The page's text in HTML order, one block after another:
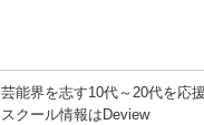
芸能界を志す10代～20代を応
スクール情報はDeview